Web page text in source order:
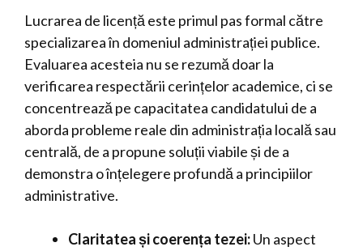
Lucrarea de licență este primul pas formal către
specializarea în domeniul administrației publice.
Evaluarea acesteia nu se rezumă doar la
verificarea respectării cerințelor academice, ci se
concentrează pe capacitatea candidatului de a
aborda probleme reale din administrația locală sau
centrală, de a propune soluții viabile și de a
demonstra o înțelegere profundă a principiilor
administrative.
Claritatea și coerența tezei:Un aspect